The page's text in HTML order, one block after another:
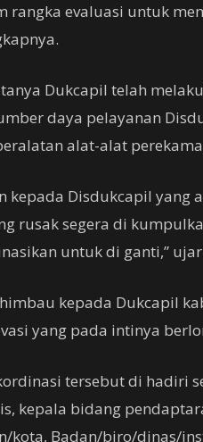
rangka evaluasi untuk
Dukcapil telah
daya pelayanan
alat-alat
kepada Disdukcapil
rusak segera di
untuk di ganti,”
kepada Dukcapil
yang pada intinya
tersebut di hadiri
kepala bidang
kota, Badan/biro/dinas/